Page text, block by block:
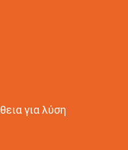
για λύση